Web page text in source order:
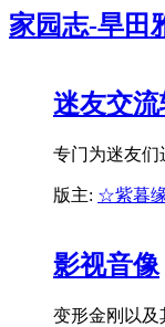
家园志-旱田
迷友交
专门为迷友们
版主: ☆紫暮
影视音像
变形金刚以及